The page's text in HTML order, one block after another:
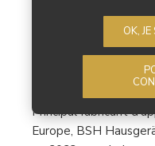
OK,
Avec 14,8 Md€ de
exercice 2023. Ses
record en R&D
compétitivité.
Principal fabricant
Europe, BSH